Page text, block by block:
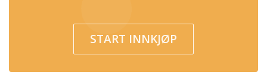
START INNKJØP